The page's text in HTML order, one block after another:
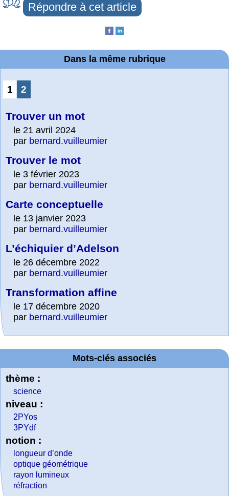
Répondre à cet article
Dans la même rubrique
1 2
Trouver un mot
le 21 avril 2024
par bernard.vuilleumier
Trouver le mot
le 3 février 2023
par bernard.vuilleumier
Carte conceptuelle
le 13 janvier 2023
par bernard.vuilleumier
L’échiquier d’Adelson
le 26 décembre 2022
par bernard.vuilleumier
Transformation affine
le 17 décembre 2020
par bernard.vuilleumier
Mots-clés associés
thème :
science
niveau :
2PYos
3PYdf
notion :
longueur d’onde
optique géométrique
rayon lumineux
réfraction